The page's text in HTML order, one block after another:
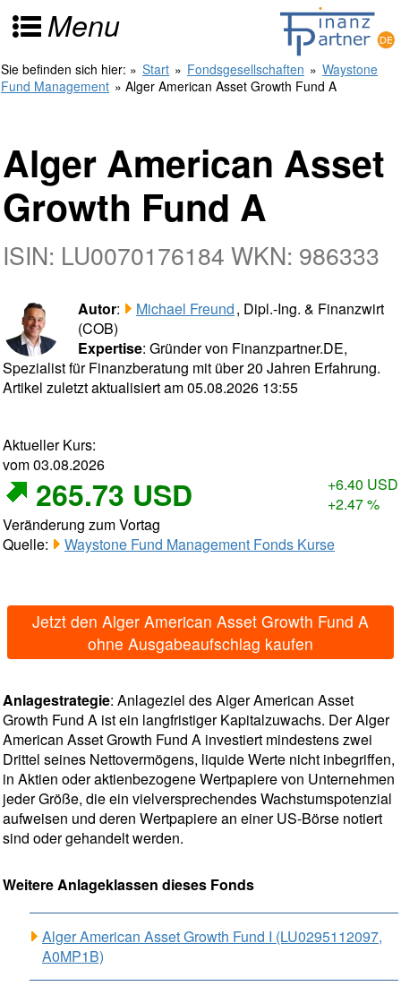
Menu
Sie befinden sich hier: » Start » Fondsgesellschaften » Waystone
Fund Management » Alger American Asset Growth Fund A
Alger American Asset
Growth Fund A
ISIN: LU0070176184 WKN: 986333
Autor: Michael Freund, Dipl.-Ing. & Finanzwirt
(COB)
Expertise: Gründer von Finanzpartner.DE,
Spezialist für Finanzberatung mit über 20 Jahren Erfahrung.
Artikel zuletzt aktualisiert am 05.08.2026 13:55
Aktueller Kurs:
vom 03.08.2026
265.73 USD
+6.40 USD
+2.47 %
Veränderung zum Vortag
Quelle:
Waystone Fund Management Fonds Kurse
Jetzt den Alger American Asset Growth Fund A
ohne Ausgabeaufschlag kaufen
Anlagestrategie: Anlageziel des Alger American Asset
Growth Fund A ist ein langfristiger Kapitalzuwachs. Der Alger
American Asset Growth Fund A investiert mindestens zwei
Drittel seines Nettovermögens, liquide Werte nicht inbegriffen,
in Aktien oder aktienbezogene Wertpapiere von Unternehmen
jeder Größe, die ein vielversprechendes Wachstumspotenzial
aufweisen und deren Wertpapiere an einer US-Börse notiert
sind oder gehandelt werden.
Weitere Anlageklassen dieses Fonds
Alger American Asset Growth Fund I (LU0295112097,
A0MP1B)